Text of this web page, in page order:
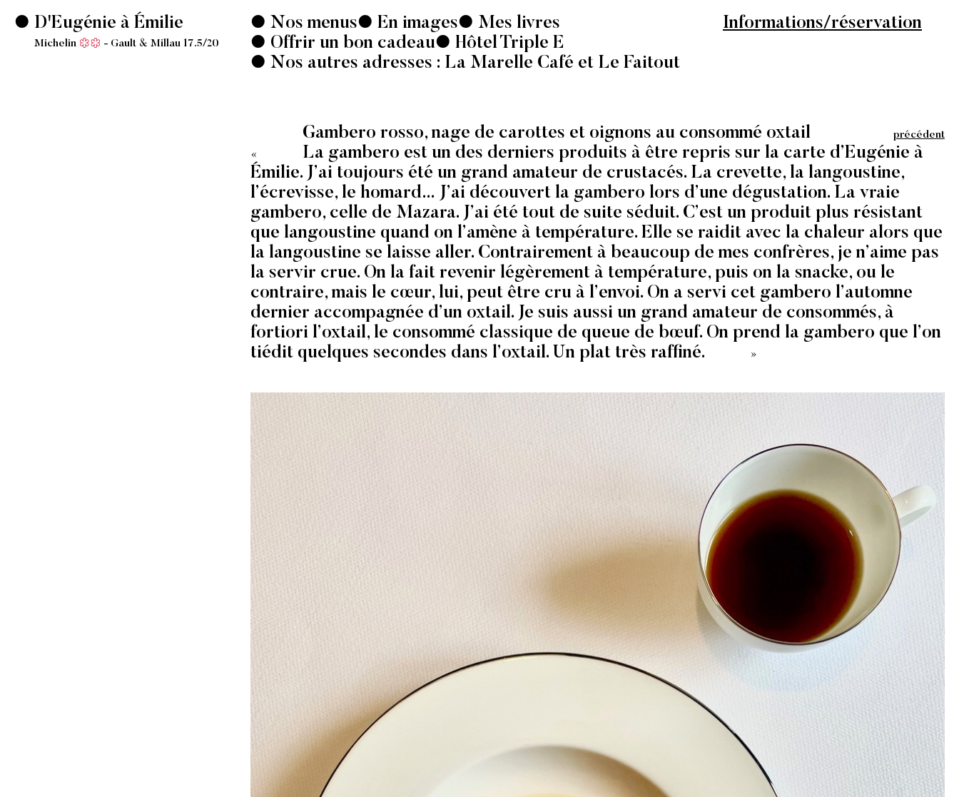
D'Eugénie à Émilie
Michelin Gault & Millau 17.5/20
Nos menus En images
Mes livres
Offrir un bon cadeau
Hôtel Triple E
Nos autres adresses : La Marelle Café et Le Faitout
Informations/réservation
Gambero rosso, nage de carottes et oignons au consommé oxtail précédent
La gambero est un des derniers produits à être repris sur la carte d’Eugénie à
Émilie. J’ai toujours été un grand amateur de crustacés. La crevette, la langoustine,
l’écrevisse, le homard… J’ai découvert la gambero lors d’une dégustation. La vraie
gambero, celle de Mazara. J’ai été tout de suite séduit. C’est un produit plus résistant
que langoustine quand on l’amène à température. Elle se raidit avec la chaleur alors que
la langoustine se laisse aller. Contrairement à beaucoup de mes confrères, je n’aime pas
la servir crue. On la fait revenir légèrement à température, puis on la snacke, ou le
contraire, mais le cœur, lui, peut être cru à l’envoi. On a servi cet gambero l’automne
dernier accompagnée d’un oxtail. Je suis aussi un grand amateur de consommés, à
fortiori l’oxtail, le consommé classique de queue de bœuf. On prend la gambero que l’on
tiédit quelques secondes dans l’oxtail. Un plat très raffiné.